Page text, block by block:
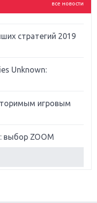
все новости
стратегий 2019
Unknown:
игровым
выбор ZOOM